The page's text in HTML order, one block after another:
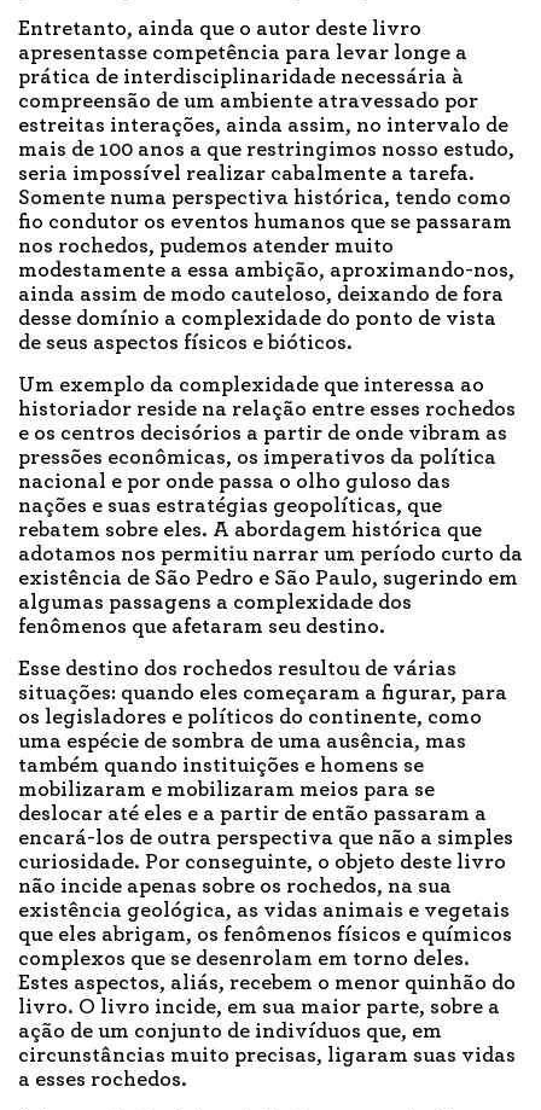
Entretanto, ainda que o autor deste livro
apresentasse competência para levar longe a
prática de interdisciplinaridade necessária à
compreensão de um ambiente atravessado por
estreitas interações, ainda assim, no intervalo de
mais de 100 anos a que restringimos nosso estudo,
seria impossível realizar cabalmente a tarefa.
Somente numa perspectiva histórica, tendo como
fio condutor os eventos humanos que se passaram
nos rochedos, pudemos atender muito
modestamente a essa ambição, aproximando-nos,
ainda assim de modo cauteloso, deixando de fora
desse domínio a complexidade do ponto de vista
de seus aspectos físicos e bióticos.
Um exemplo da complexidade que interessa ao
historiador reside na relação entre esses rochedos
e os centros decisórios a partir de onde vibram as
pressões econômicas, os imperativos da política
nacional e por onde passa o olho guloso das
nações e suas estratégias geopolíticas, que
rebatem sobre eles. A abordagem histórica que
adotamos nos permitiu narrar um período curto da
existência de São Pedro e São Paulo, sugerindo em
algumas passagens a complexidade dos
fenômenos que afetaram seu destino.
Esse destino dos rochedos resultou de várias
situações: quando eles começaram a figurar, para
os legisladores e políticos do continente, como
uma espécie de sombra de uma ausência, mas
também quando instituições e homens se
mobilizaram e mobilizaram meios para se
deslocar até eles e a partir de então passaram a
encará-los de outra perspectiva que não a simples
curiosidade. Por conseguinte, o objeto deste livro
não incide apenas sobre os rochedos, na sua
existência geológica, as vidas animais e vegetais
que eles abrigam, os fenômenos físicos e químicos
complexos que se desenrolam em torno deles.
Estes aspectos, aliás, recebem o menor quinhão do
livro. O livro incide, em sua maior parte, sobre a
ação de um conjunto de indivíduos que, em
circunstâncias muito precisas, ligaram suas vidas
a esses rochedos.